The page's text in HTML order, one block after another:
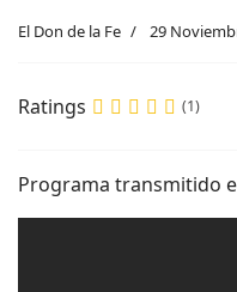
El Don de la Fe 29
Ratings (1)
Programa transmitido